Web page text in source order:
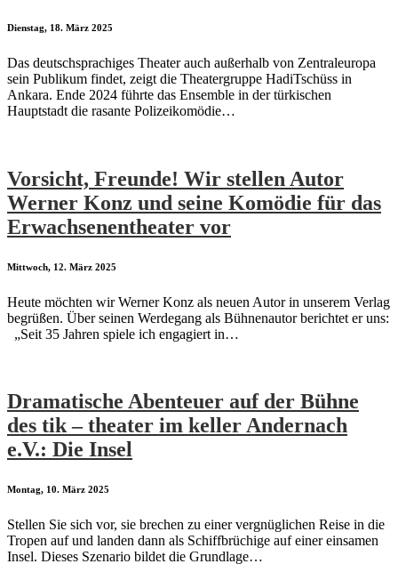
Dienstag, 18. März 2025
Das deutschsprachiges Theater auch außerhalb von Zentraleuropa
sein Publikum findet, zeigt die Theatergruppe HadiTschüss in
Ankara. Ende 2024 führte das Ensemble in der türkischen
Hauptstadt die rasante Polizeikomödie…
Vorsicht, Freunde! Wir stellen Autor
Werner Konz und seine Komödie für das
Erwachsenentheater vor
Mittwoch, 12. März 2025
Heute möchten wir Werner Konz als neuen Autor in unserem Verlag
begrüßen. Über seinen Werdegang als Bühnenautor berichtet er uns:
„Seit 35 Jahren spiele ich engagiert in…
Dramatische Abenteuer auf der Bühne
des tik – theater im keller Andernach
e.V.: Die Insel
Montag, 10. März 2025
Stellen Sie sich vor, sie brechen zu einer vergnüglichen Reise in die
Tropen auf und landen dann als Schiffbrüchige auf einer einsamen
Insel. Dieses Szenario bildet die Grundlage…